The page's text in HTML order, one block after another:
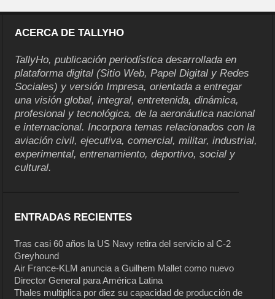
ACERCA DE TALLYHO
TallyHo, publicación periodística desarrollada en
plataforma digital (Sitio Web, Papel Digital y Redes
Sociales) y versión Impresa, orientada a entregar
una visión global, integral, entretenida, dinámica,
profesional y tecnológica, de la aeronáutica nacional
e internacional. Incorpora temas relacionados con la
aviación civil, ejecutiva, comercial, militar, industrial,
experimental, entrenamiento, deportivo, social y
cultural.
ENTRADAS RECIENTES
Tras casi 60 años la US Navy retira del servicio al C-2
Greyhound
Air France-KLM anuncia a Guilhem Mallet como nuevo
Director General para América Latina
Thales multiplica por diez su capacidad de producción de